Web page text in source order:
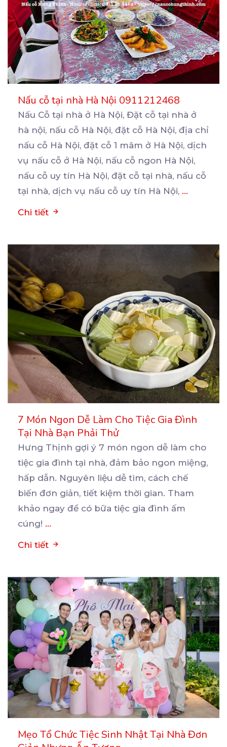
Nấu cỗ tại nhà Hà Nội 0911212468
Nấu Cỗ tại nhà ở Hà Nội, Đặt cỗ tại nhà ở
hà nội, nấu cỗ Hà Nội, đặt cỗ Hà Nội, địa chỉ
nấu cỗ Hà Nội, đặt cỗ 1 mâm ở Hà Nội, dịch
vụ nấu cỗ ở Hà Nội, nấu cỗ ngon Hà Nội,
nấu cỗ uy tín Hà Nội, đặt cỗ tại nhà, nấu cỗ
tại nhà, dịch vụ nấu cỗ uy tín Hà Nội, ...
Chi tiết
7 Món Ngon Dễ Làm Cho Tiệc Gia Đình
Tại Nhà Bạn Phải Thử
Hưng Thịnh gợi ý 7 món ngon dễ làm cho
tiệc gia đình tại nhà, đảm bảo ngon miệng,
hấp dẫn. Nguyên liệu dễ tìm, cách chế
biến đơn giản, tiết kiệm thời gian. Tham
khảo ngay để có bữa tiệc gia đình ấm
cúng! ...
Chi tiết
Mẹo Tổ Chức Tiệc Sinh Nhật Tại Nhà Đơn